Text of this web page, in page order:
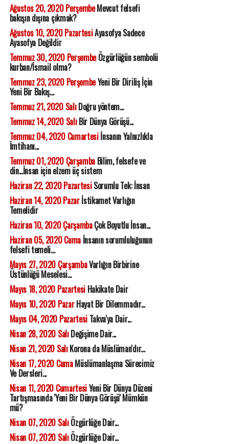
Ağustos 20, 2020 PerşembeMevcut felsefi
bakışın dışına çıkmak?
Ağustos 10, 2020 PazartesiAyasofya Sadece
Ayasofya Değildir
Temmuz 30, 2020 PerşembeÖzgürlüğün sembolü
kurban/İsmail olma?
Temmuz 23, 2020 PerşembeYeni Bir Diriliş İçin
Yeni Bir Bakış...
Temmuz 21, 2020 SalıDoğru yöntem...
Temmuz 14, 2020 SalıBir Dünya Görüşü...
Temmuz 04, 2020 Cumartesiİnsanın Yalnızlıkla
İmtihanı...
Temmuz 01, 2020 ÇarşambaBilim, felsefe ve
din...İnsan için elzem üç sistem
Haziran 22, 2020 PazartesiSorumlu Tek: İnsan
Haziran 14, 2020 Pazarİstikamet Varlığın
Temelidir
Haziran 10, 2020 ÇarşambaÇok Boyutlu İnsan...
Haziran 05, 2020 Cumaİnsanın sorumluluğunun
felsefi temeli...
Mayıs 27, 2020 ÇarşambaVarlığın Birbirine
Üstünlüğü Meselesi...
Mayıs 18, 2020 PazartesiHakikate Dair
Mayıs 10, 2020 PazarHayat Bir Dilemmadır...
Mayıs 04, 2020 PazartesiTakva'ya Dair...
Nisan 28, 2020 SalıDeğişime Dair...
Nisan 21, 2020 SalıKorona da Müslüman'dır...
Nisan 17, 2020 CumaMüslümanlaşma Sürecimiz
Ve Dersleri...
Nisan 11, 2020 CumartesiYeni Bir Dünya Düzeni
Tartışmasında 'Yeni Bir Dünya Görüşü' Mümkün
mü?
Nisan 07, 2020 SalıÖzgürlüğe Dair...
Nisan 07, 2020 SalıÖzgürlüğe Dair...